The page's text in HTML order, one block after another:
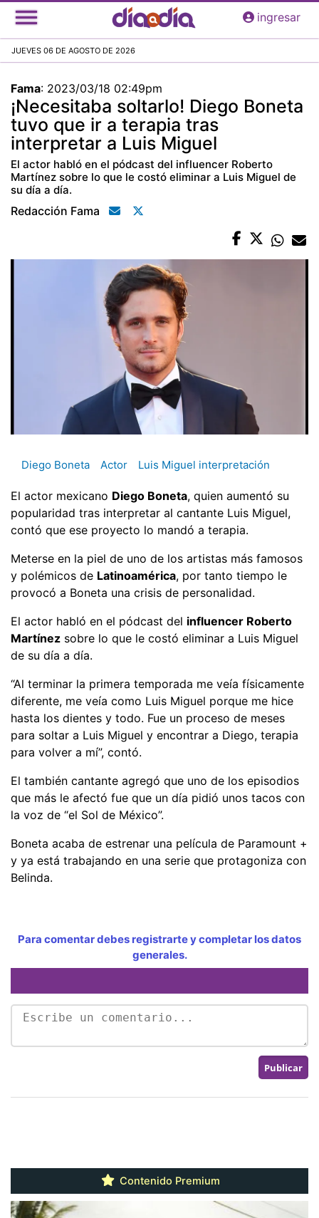
Pasar
al
principal
ingresar
JUEVES 06 DE AGOSTO DE 2026
Fama: 2023/03/18 02:49pm
¡Necesitaba soltarlo! Diego Boneta
tuvo que ir a terapia tras
interpretar a Luis Miguel
El actor habló en el pódcast del influencer Roberto
Martínez sobre lo que le costó eliminar a Luis Miguel de
su día a día.
Redacción Fama
Diego Boneta Actor Luis Miguel interpretación
El actor mexicano Diego Boneta, quien aumentó su
popularidad tras interpretar al cantante Luis Miguel,
contó que ese proyecto lo mandó a terapia.
Meterse en la piel de uno de los artistas más famosos
y polémicos de Latinoamérica, por tanto tiempo le
provocó a Boneta una crisis de personalidad.
El actor habló en el pódcast del influencer Roberto
Martínez sobre lo que le costó eliminar a Luis Miguel
de su día a día.
“Al terminar la primera temporada me veía físicamente
diferente, me veía como Luis Miguel porque me hice
hasta los dientes y todo. Fue un proceso de meses
para soltar a Luis Miguel y encontrar a Diego, terapia
para volver a mí”, contó.
El también cantante agregó que uno de los episodios
que más le afectó fue que un día pidió unos tacos con
la voz de “el Sol de México”.
Boneta acaba de estrenar una película de Paramount +
y ya está trabajando en una serie que protagoniza con
Belinda.
Para comentar debes registrarte y completar los datos
generales.
Contenido Premium